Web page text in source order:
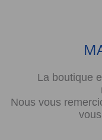
La boutique
Nous vous